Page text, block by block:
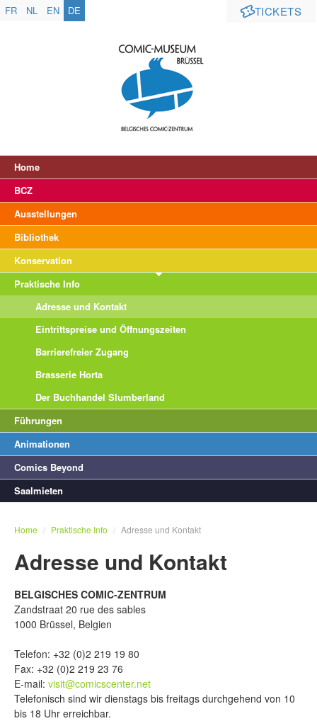
TICKETS
FR NL EN DE
Home
BCZ
Ausstellungen
Bibliothek
Konservation
Praktische Info
Adresse und Kontakt
Eintrittspreise und Öffnungszeiten
Barrierefreier Zugang
Brasserie Horta
Der Buchhandel Slumberland
Führungen
Animationen
Comics Beyond
Saalmieten
Home / Praktische Info / Adresse und Kontakt
Adresse und Kontakt
BELGISCHES COMIC-ZENTRUM
Zandstraat 20 rue des sables
1000 Brüssel, Belgien
Telefon: +32 (0)2 219 19 80
Fax: +32 (0)2 219 23 76
E-mail: visit@comicscenter.net
Telefonisch sind wir dienstags bis freitags durchgehend von 10
bis 18 Uhr erreichbar.